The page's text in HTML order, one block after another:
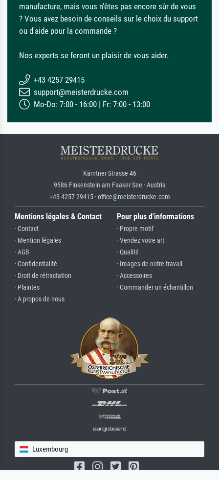
manufacture, mais vous n'êtes pas encore sûr de vous
? Vous avez besoin de conseils sur le choix du support
ou d'aide pour la commande ?
Nos experts se feront un plaisir de vous aider.
+43 4257 29415
support@meisterdrucke.com
Mo-Do: 7:00 - 16:00 | Fr: 7:00 - 13:00
Kärntner Strasse 46
9586 Finkenstein am Faaker See · Austria
+43 4257 29415 · office@meisterdrucke.com
Mentions légales & Contact
· Contact
· Mention légales
· AGB
· Confidentialité
· Droit de rétractation
· Plaintes
· A propos de nous
Pour plus d'informations
· Propre motif
· Vendez votre art
· Qualité
· Images de notre travail
· Accessoires
· Commander un échantillon
Luxembourg